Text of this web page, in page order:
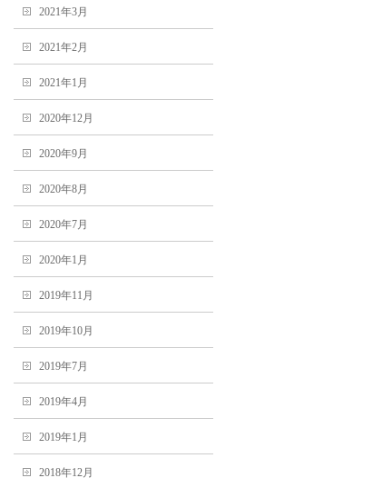
2021年3月
2021年2月
2021年1月
2020年12月
2020年9月
2020年8月
2020年7月
2020年1月
2019年11月
2019年10月
2019年7月
2019年4月
2019年1月
2018年12月